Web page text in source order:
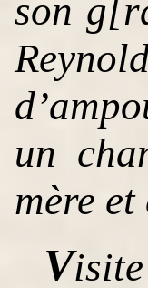
son
un
mère et
V